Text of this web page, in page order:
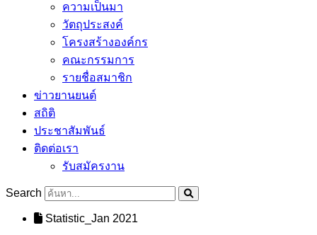
ความเป็นมา
วัตถุประสงค์
โครงสร้างองค์กร
คณะกรรมการ
รายชื่อสมาชิก
ข่าวยานยนต์
สถิติ
ประชาสัมพันธ์
ติดต่อเรา
รับสมัครงาน
Search
Statistic_Jan 2021